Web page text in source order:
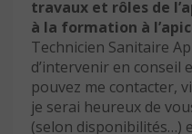
travaux et rôles de
à la formation à
Technicien Sanitaire
d’intervenir en conseil
pouvez me contacter,
je serai heureux de
(selon disponibilités…)